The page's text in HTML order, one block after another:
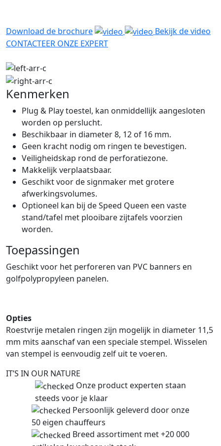
Download de brochure
Bekijk de video
CONTACTEER ONZE EXPERT
Kenmerken
Plug & Play toestel, kan onmiddellijk aangesloten
worden op perslucht.
Beschikbaar in diameter 8, 12 of 16 mm.
Geen kracht nodig om ringen te bevestigen.
Veiligheidskap rond de perforatiezone.
Makkelijk verplaatsbaar.
Geschikt voor de signmaker met grotere
afwerkingsvolumes.
Optioneel kan bij de Speed Queen een vaste
stand/tafel met plooibare zijtafels voorzien
worden.
Toepassingen
Geschikt voor het perforeren van PVC banners en
golfpolypropyleen panelen.
Opties
Roestvrije metalen ringen zijn mogelijk in diameter 11,5
mm mits aanschaf van een speciale stempel. Wisselen
van stempel is eenvoudig zelf uit te voeren.
IT’S IN OUR NATURE
Onze product experten staan
steeds voor je klaar
Persoonlijk geleverd door onze
50 eigen chauffeurs
Breed assortiment met +20 000